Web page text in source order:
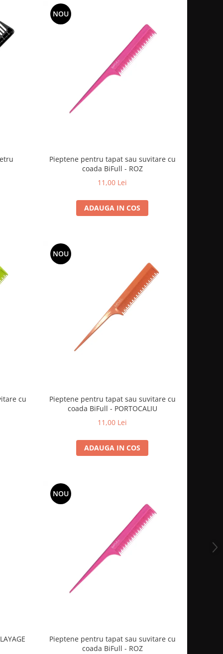
NOU
Pieptene pentru tapat sau suvitare cu
coada BiFull - ROZ
11,00 Lei
ADAUGA IN COS
cu
NOU
Pieptene pentru tapat sau suvitare cu
coada BiFull - PORTOCALIU
11,00 Lei
ADAUGA IN COS
NOU
Pieptene pentru tapat sau suvitare cu
coada BiFull - ROZ